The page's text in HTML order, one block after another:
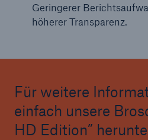
Geringerer
höherer Transparenz.
Für weitere
einfach unsere
HD Edition”